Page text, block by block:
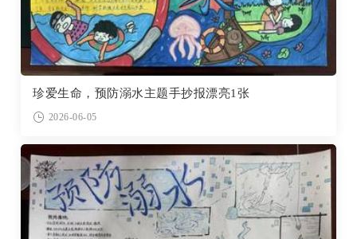
珍爱生命，预防溺水主题手抄报漂亮1张
2026-06-05